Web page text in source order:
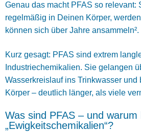
Genau das macht PFAS so relevant:
regelmäßig in Deinen Körper,
können sich über Jahre ansammeln².
Kurz gesagt: PFAS sind extrem
Industriechemikalien. Sie gelangen
Wasserkreislauf ins Trinkwasser und
Körper – deutlich länger, als viele
Was sind PFAS – und warum
„Ewigkeitschemikalien“?